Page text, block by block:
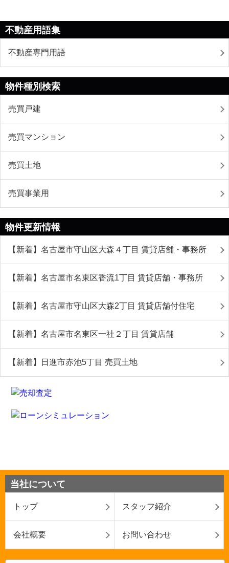
不動産用語集
不動産専門用語
物件種別検索
売買戸建
売買マンション
売買土地
売買事業用
物件更新情報
【新着】名古屋市守山区大森４丁目 賃貸店舗・事務所
【新着】名古屋市名東区香流1丁目 賃貸店舗・事務所
【新着】名古屋市守山区大森2丁目 賃貸店舗付住宅
【新着】名古屋市名東区一社２丁目 賃貸店舗
【新着】日進市赤池5丁目 売買土地
当社について
トップ スタッフ紹介
会社概要 お問い合わせ